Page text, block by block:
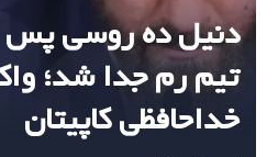
تیم رم جدا شد؛
خداحافظی کاپیتان